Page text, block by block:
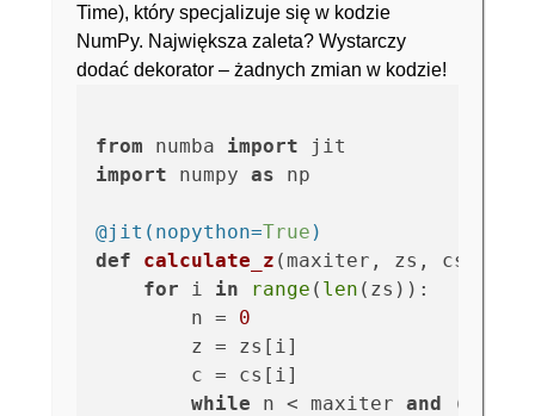
Time), który specjalizuje się w kodzie
NumPy. Największa zaleta? Wystarczy
dodać dekorator – żadnych zmian w kodzie!
from numba import
import numpy as np
@jit( nopython=True )
def
calculate_z (maxiter, zs, cs,
for i in range ( len (zs)):
        n =
0
        z = zs[i]
        c = cs[i]
while n < maxiter and